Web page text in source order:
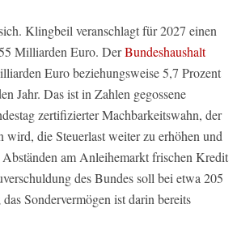
Klingbeil veranschlagt für 2027 einen
Milliarden Euro. DerBundeshaushalt
Euro beziehungsweise 5,7 Prozent
Jahr. Das ist in Zahlen gegossene
zertifizierter Machbarkeitswahn, der
wird, die Steuerlast weiter zu erhöhen und
am Anleihemarkt frischen Kredit
des Bundes soll bei etwa 205
Sondervermögen ist darin bereits